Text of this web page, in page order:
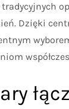
Dzięki